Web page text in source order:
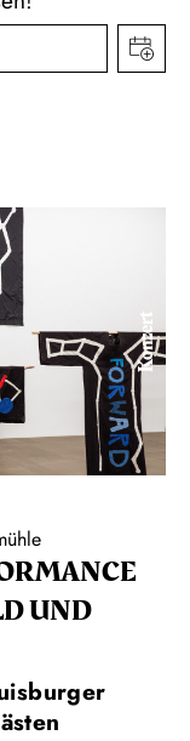
Konzert
UND